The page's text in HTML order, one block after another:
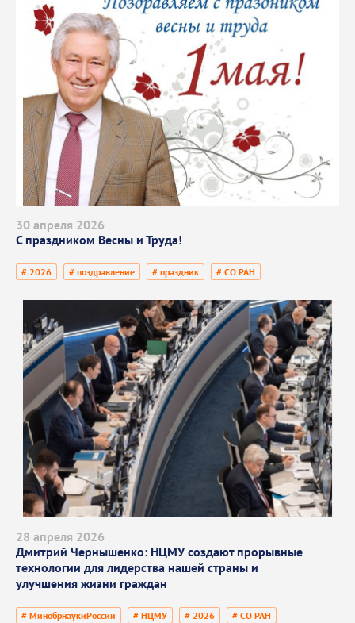
30 апреля 2026
С праздником Весны и Труда!
# 2026 # поздравление # праздник # СО РАН
28 апреля 2026
Дмитрий Чернышенко: НЦМУ создают прорывные
технологии для лидерства нашей страны и
улучшения жизни граждан
# МинобрнаукиРоссии # НЦМУ # 2026 # СО РАН